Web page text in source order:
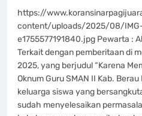
https://
content/uploads/2025/08/
e1755577191840.jpg Pewarta :
Terkait dengan pemberitaan di
2025, yang berjudul “Karena
Oknum Guru SMAN II Kab.
keluarga siswa yang
sudah menyelesaikan